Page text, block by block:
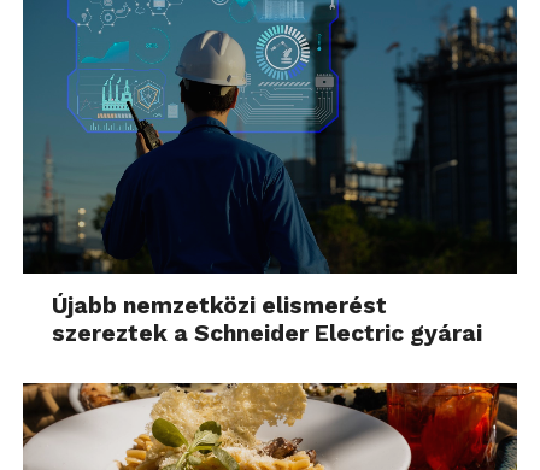
Újabb nemzetközi elismerést
szereztek a Schneider Electric gyárai